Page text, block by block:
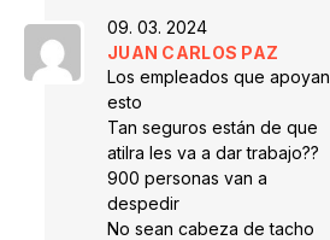
09. 03. 2024
JUAN CARLOS PAZ
Los empleados que apoyan
esto
Tan seguros están de que
atilra les va a dar trabajo??
900 personas van a
despedir
No sean cabeza de tacho